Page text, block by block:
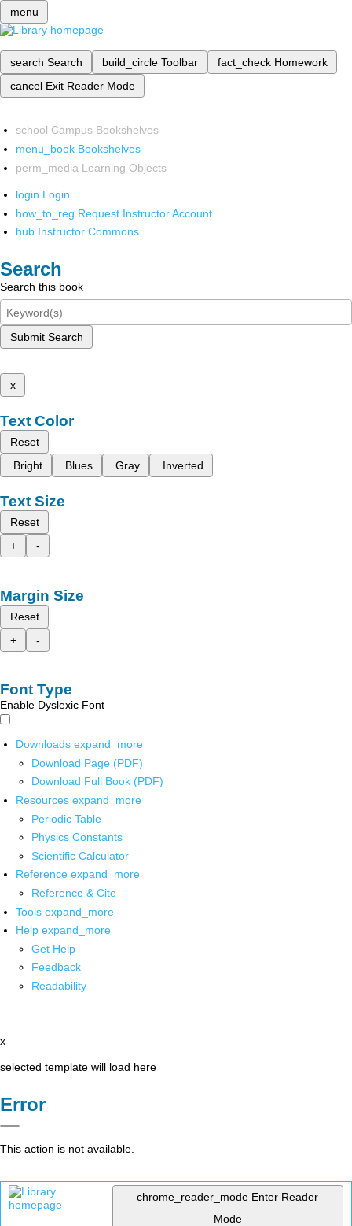
menu
search Search build_circle Toolbar fact_check Homework
cancel Exit Reader Mode
school Campus Bookshelves
menu_book Bookshelves
perm_media Learning Objects
login Login
how_to_reg Request Instructor Account
hub Instructor Commons
Search
Search this book
Submit Search
x
Text Color
Reset
Bright
Blues Gray Inverted
Text Size
Reset
+
-
Margin Size
Reset
+
-
Font Type
Enable Dyslexic Font
Downloads expand_more
Download Page (PDF)
Download Full Book (PDF)
Resources expand_more
Periodic Table
Physics Constants
Scientific Calculator
Reference expand_more
Reference & Cite
Tools expand_more
Help expand_more
Get Help
Feedback
Readability
x
selected template will load here
Error
This action is not available.
chrome_reader_mode Enter Reader
Mode